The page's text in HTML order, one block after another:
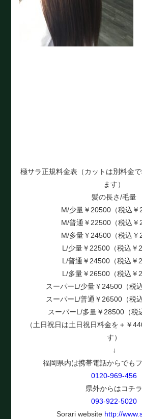
極サラ正規料金表（カットは別料金
ます）
髪の長さ/毛量
M/少量￥20500（税込￥
M/普通￥22500（税込￥
M/多量￥24500（税込￥
L/少量￥22500（税込￥
L/普通￥24500（税込￥
L/多量￥26500（税込￥
スーパーL/少量￥24500（税
スーパーL/普通￥26500（税
スーパーL/多量￥28500（税
（土日祝日は土日祝日料金を＋￥
す）
↓
福岡県内は携帯電話からでも
0120-969-456
県外からはコチラ
093-922-5020
Sorari website http://